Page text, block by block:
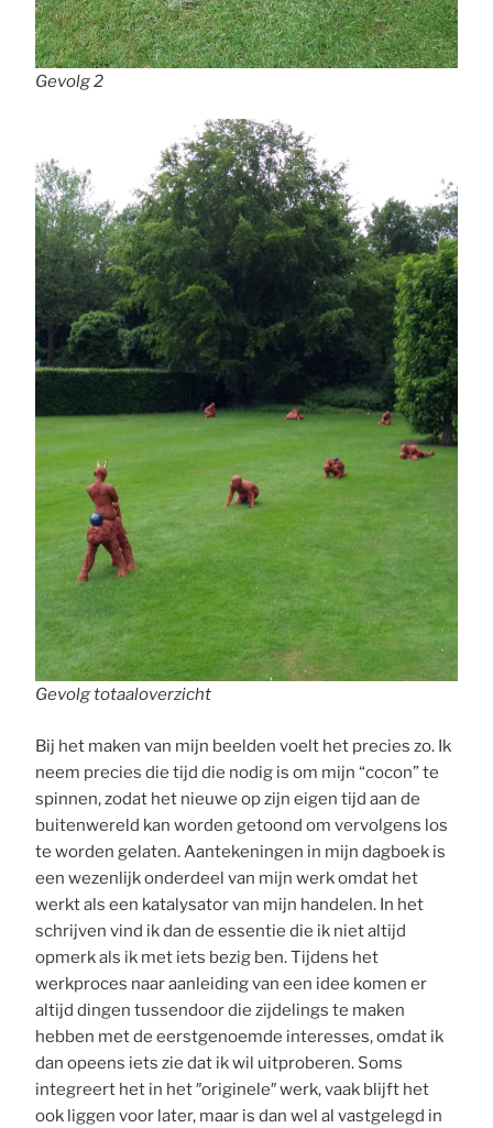
Gevolg 2
Gevolg totaaloverzicht
Bij het maken van mijn beelden voelt het precies zo. Ik
neem precies die tijd die nodig is om mijn “cocon” te
spinnen, zodat het nieuwe op zijn eigen tijd aan de
buitenwereld kan worden getoond om vervolgens los
te worden gelaten. Aantekeningen in mijn dagboek is
een wezenlijk onderdeel van mijn werk omdat het
werkt als een katalysator van mijn handelen. In het
schrijven vind ik dan de essentie die ik niet altijd
opmerk als ik met iets bezig ben. Tijdens het
werkproces naar aanleiding van een idee komen er
altijd dingen tussendoor die zijdelings te maken
hebben met de eerstgenoemde interesses, omdat ik
dan opeens iets zie dat ik wil uitproberen. Soms
integreert het in het ″originele″ werk, vaak blijft het
ook liggen voor later, maar is dan wel al vastgelegd in